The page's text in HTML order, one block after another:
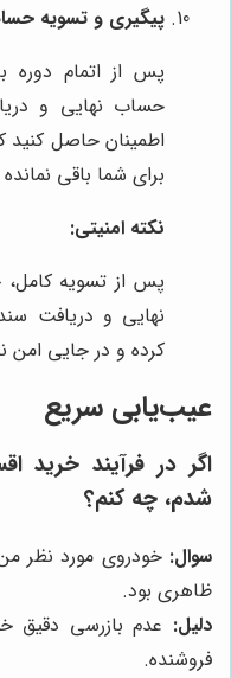
پیگیری و تسویه
پس از اتمام دوره
حساب نهایی و
اطمینان حاصل کنید
برای شما باقی
نکته امنیتی:
پس از تسویه
نهایی و دریافت
کرده و در جایی امن
عیب‌یابی سریع
اگر در فرآیند خرید
شدم، چه کنم؟
سوال: خودروی مورد نظر
ظاهری بود.
دلیل: عدم بازرسی دقیق
فروشنده.